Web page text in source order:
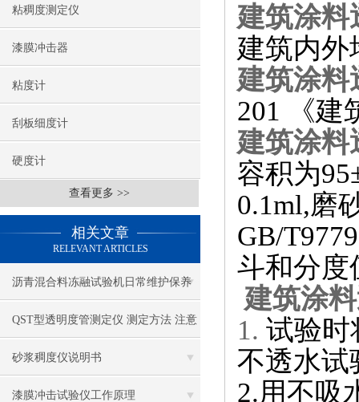
粘稠度测定仪
漆膜冲击器
粘度计
刮板细度计
硬度计
查看更多 >>
相关文章
RELEVANT ARTICLES
沥青混合料冻融试验机日常维护保养
QST型透明度管测定仪 测定方法 注意
事项
砂浆稠度仪说明书
漆膜冲击试验仪工作原理
建筑涂料
建筑内外
建筑涂料
201 《建
建筑涂料
容积为
0.1ml,磨
GB/
斗和分度
建筑涂
1. 试验时
不透水试
2.用不吸